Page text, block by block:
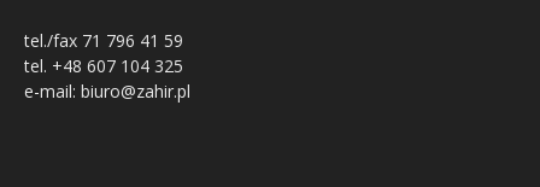
tel./fax 71 796 41 59
tel. +48 607 104 325
e-mail: biuro@zahir.pl